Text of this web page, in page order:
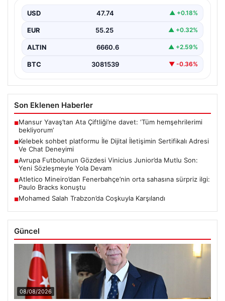
Sanal ortamında kullanıcıların güvenli bir biçimde iletişim
USD 47.74 ▲ +0.18%
EUR 55.25 ▲ +0.32%
ALTIN 6660.6 ▲ +2.59%
BTC 3081539 ▼ -0.36%
Son Eklenen Haberler
■Mansur Yavaş’tan Ata Çiftliği’ne davet: ‘Tüm hemşehrilerimi
bekliyorum’
■Kelebek sohbet platformu İle Dijital İletişimin Sertifikalı Adresi
Ve Chat Deneyimi
■Avrupa Futbolunun Gözdesi Vinicius Junior’da Mutlu Son:
Yeni Sözleşmeyle Yola Devam
■Atletico Mineiro’dan Fenerbahçe’nin orta sahasına sürpriz ilgi:
Paulo Bracks konuştu
■Mohamed Salah Trabzon’da Coşkuyla Karşılandı
Güncel
08/08/2026